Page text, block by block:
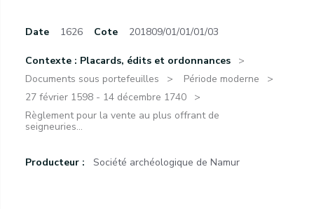
Date 1626 Cote 201809/01/01/01/03
Contexte : Placards, édits et ordonnances
Documents sous portefeuilles
Période moderne
27 février 1598 - 14 décembre 1740
Règlement pour la vente au plus offrant de
seigneuries...
Producteur : Société archéologique de Namur